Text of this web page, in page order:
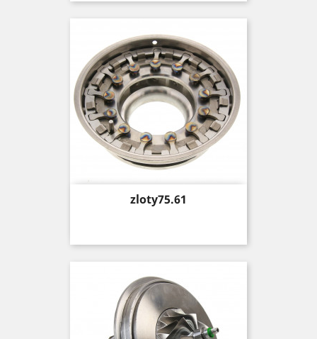
Price
zloty75.61